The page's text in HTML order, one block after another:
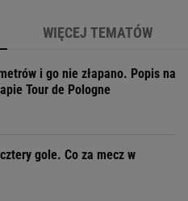
WIĘCEJ TEMATÓW
i go nie złapano. Popis na
Tour de Pologne
gole. Co za mecz w